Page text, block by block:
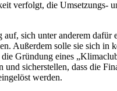
verfolgt, die Umsetzungs-
sich unter anderem dafür
Außerdem solle sie sich
Gründung eines
und sicherstellen, dass die
werden.